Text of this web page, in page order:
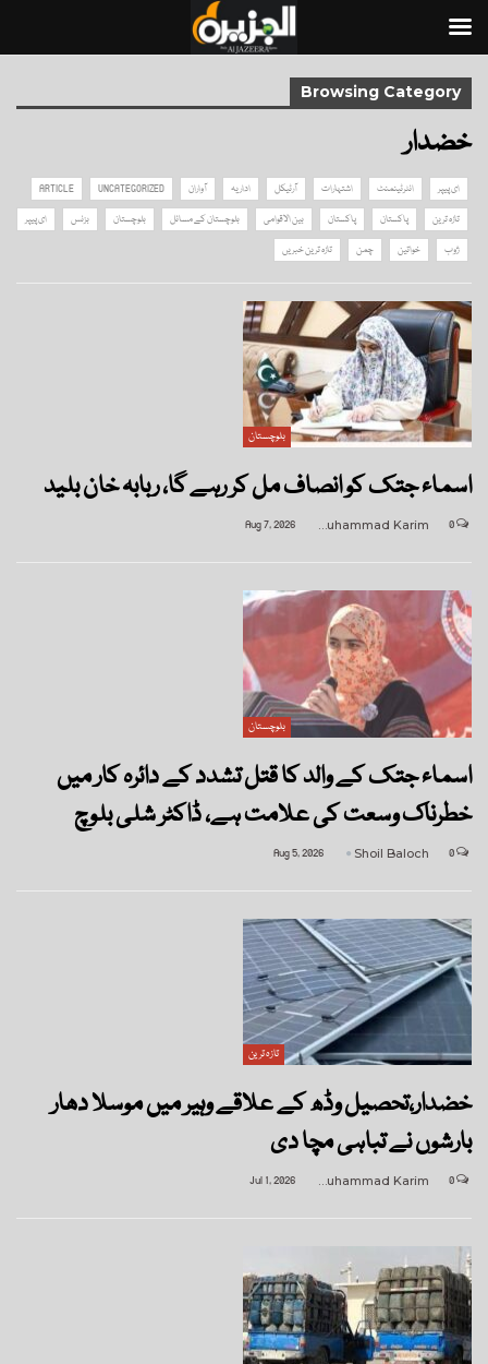
Browsing Category
خضدار
ARTICLE UNCATEGORIZED آواران اداریہ آرٹیکل اشتہارات انٹرٹینمنٹ
ای پیپر
ای پیپر
بزنس بلوچستان بلوچستان کے مسائل بین الاقوامی پاکستان پاکستان
تازہ ترین
تازہ ترین خبریں
چمن خواتین ژوب
بلوچستان
اسماء جتک کو انصاف مل کر رہے گا، ربابہ خان بلید
Muhammad Karim
Aug 7, 2026
بلوچستان
اسماء جتک کے والد کا قتل تشدد کے دائرہ کار میں
خطرناک وسعت کی علامت ہے، ڈاکٹر شلی بلوچ
Shoil Baloch
Aug 5, 2026
تازہ ترین
خضدار،تحصیل وڈھ کے علاقے وہیر میں موسلا دھار
بارشوں نے تباہی مچا دی
Muhammad Karim
Jul 1, 2026